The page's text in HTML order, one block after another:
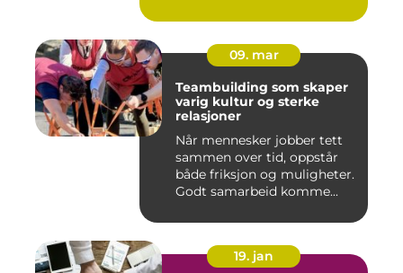
09. mar
Teambuilding som skaper
varig kultur og sterke
relasjoner
Når mennesker jobber tett
sammen over tid, oppstår
både friksjon og muligheter.
Godt samarbeid komme...
19. jan